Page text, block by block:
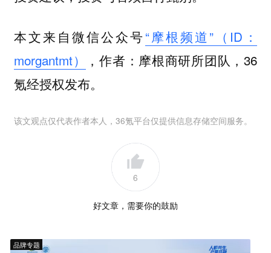
本文来自微信公众号“摩根频道”（ID：
morgantmt）
，作者：摩根商研所团队，36
氪经授权发布。
该文观点仅代表作者本人，36氪平台仅提供信息存储空间服务。
6
好文章，需要你的鼓励
品牌专题